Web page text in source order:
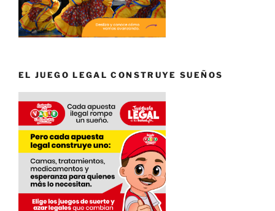
EL JUEGO LEGAL CONSTRUYE SUEÑOS